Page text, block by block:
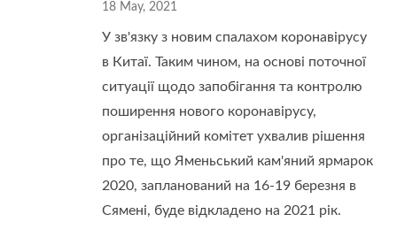
18 May, 2021
У зв'язку з новим спалахом коронавірусу
в Китаї. Таким чином, на основі поточної
ситуації щодо запобігання та контролю
поширення нового коронавірусу,
організаційний комітет ухвалив рішення
про те, що Яменьський кам'яний ярмарок
2020, запланований на 16-19 березня в
Сямені, буде відкладено на 2021 рік.